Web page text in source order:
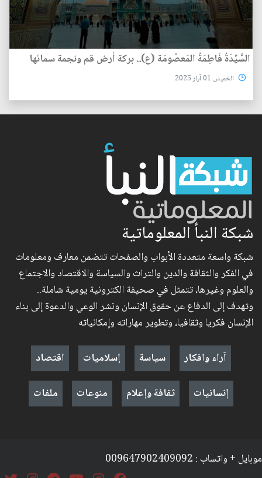
السَّيِّدَةُ فَاطِمَةُ المَعصُومَة (ع).. بركة أرض قم ونجمة سمائها
الخميس 01 آيار 2025
شبكة النبأ المعلوماتية
شبكة واسعة متعددة الأبواب والصفحات تتضمن معارف ومعلومات
في الفكر والثقافة والدين والتراث والسياسة والاقتصاد والاجتماع
والعلوم وغيرها، تتمثل في صحيفة الكترونية يومية شاملة..
وتهدف إلى الدفاع عن حقوق الإنسان ونشر الوعي والدعوة إلى بناء
الإنسان فكريا وثقافيا، وتطوير مهاراته وإمكانياته
آراء وافكار
سياسة إسلاميات
اقتصاد
إنسانيات
ثقافة وإعلام منوعات ملفات
موبايل + واتساب : 009647902409092